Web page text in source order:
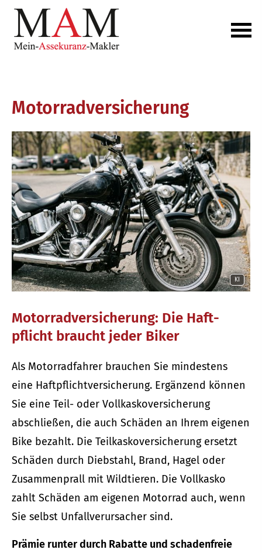
Motor­rad­ver­sicherung
KI
Motor­rad­ver­sicherung: Die Haft­
pflicht braucht jeder Biker
Als Motorradfahrer brauchen Sie mindestens
eine Haft­pflichtversicherung. Ergänzend können
Sie eine Teil- oder Vollkaskoversicherung
abschließen, die auch Schäden an Ihrem eigenen
Bike bezahlt. Die Teilkaskoversicherung ersetzt
Schäden durch Diebstahl, Brand, Hagel oder
Zusammenprall mit Wildtieren. Die Vollkasko
zahlt Schäden am eigenen Motorrad auch, wenn
Sie selbst Unfallverursacher sind.
Prämie runter durch Rabatte und schadenfreie